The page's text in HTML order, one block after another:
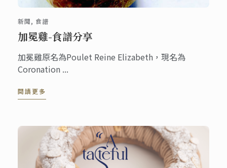
新聞, 食譜
加冕雞-食譜分享
加冕雞原名為Poulet Reine Elizabeth，現名為
Coronation ...
閱讀更多